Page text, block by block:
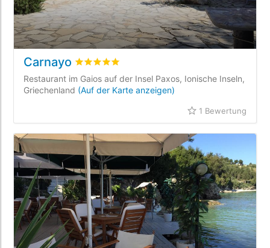
Carnayo bewertet5
Restaurant im Gaios auf der Insel Paxos, Ionische Inseln,
Griechenland (Auf der Karte anzeigen)
1 Bewertung